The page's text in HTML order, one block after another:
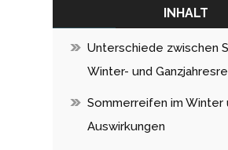
INHALT
Unterschiede zwischen
Winter- und
Sommerreifen im Winter
Auswirkungen